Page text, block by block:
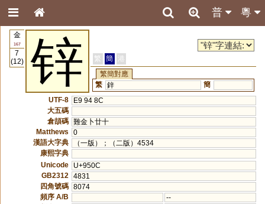
粵
普
金
167
7
(12)
锌 繁 簡
港
繁簡對應
繁 鋅
簡
UTF-8
E9 94 8C
大五碼
倉頡碼 難金卜廿十
Matthews
0
漢語大字典
（一版）；（二版）4534
康熙字典
Unicode
U+950C
GB2312
4831
四角號碼 8074
頻序 A/B
--